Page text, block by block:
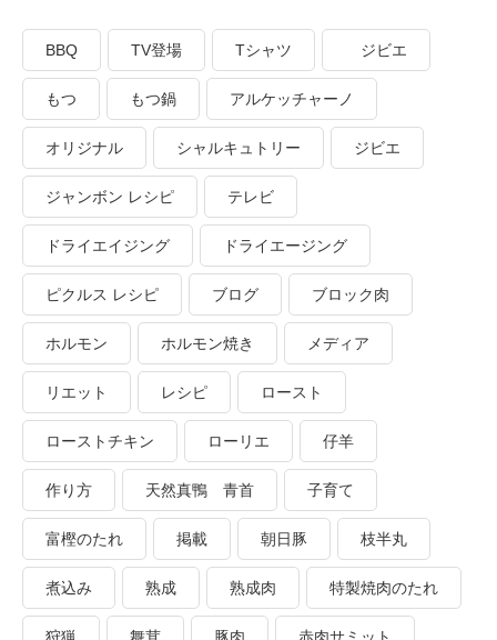
BBQ TV登場 Tシャツ ジビエ
もつ もつ鍋 アルケッチャーノ
オリジナル シャルキュトリー ジビエ
ジャンボン レシピ テレビ
ドライエイジング ドライエージング
ピクルス レシピ ブログ ブロック肉
ホルモン ホルモン焼き メディア
リエット レシピ ロースト
ローストチキン ローリエ 仔羊
作り方 天然真鴨 青首 子育て
富樫のたれ 掲載 朝日豚 枝半丸
煮込み 熟成 熟成肉 特製焼肉のたれ
狩猟 舞茸 豚肉 赤肉サミット